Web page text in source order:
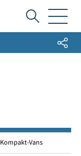
Ich
suche...Share
Kompakt-Vans